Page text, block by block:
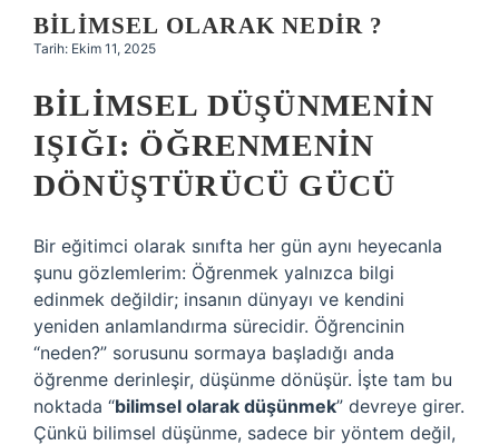
Hakkımızda
BILIMSEL OLARAK NEDIR ?
Tarih: Ekim 11, 2025
BILIMSEL DÜŞÜNMENIN
IŞIĞI: ÖĞRENMENIN
DÖNÜŞTÜRÜCÜ GÜCÜ
Bir eğitimci olarak sınıfta her gün aynı heyecanla
şunu gözlemlerim: Öğrenmek yalnızca bilgi
edinmek değildir; insanın dünyayı ve kendini
yeniden anlamlandırma sürecidir. Öğrencinin
“neden?” sorusunu sormaya başladığı anda
öğrenme derinleşir, düşünme dönüşür. İşte tam bu
noktada “bilimsel olarak düşünmek” devreye girer.
Çünkü bilimsel düşünme, sadece bir yöntem değil,